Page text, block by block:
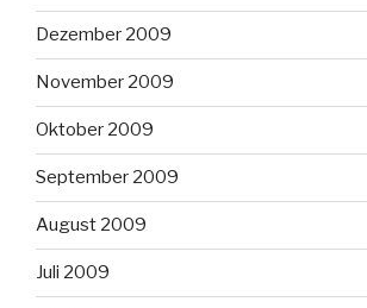
Dezember 2009
November 2009
Oktober 2009
September 2009
August 2009
Juli 2009